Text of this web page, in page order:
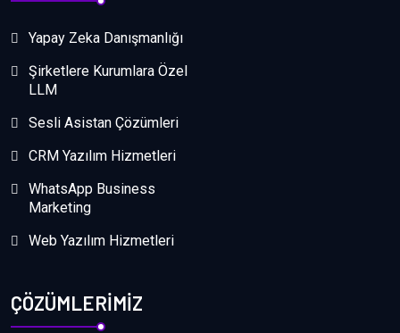
Yapay Zeka Danışmanlığı
Şirketlere Kurumlara Özel
LLM
Sesli Asistan Çözümleri
CRM Yazılım Hizmetleri
WhatsApp Business
Marketing
Web Yazılım Hizmetleri
ÇÖZÜMLERİMİZ